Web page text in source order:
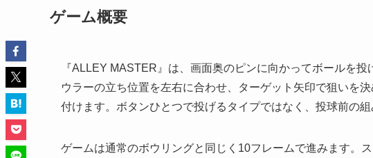
ゲーム概要
『ALLEY MASTER』は、画面奥のピンに向かってボールを
ウラーの立ち位置を左右に合わせ、ターゲット矢印で狙いを
付けます。ボタンひとつで投げるタイプではなく、投球前の組
ゲームは通常のボウリングと同じく10フレームで進みます。